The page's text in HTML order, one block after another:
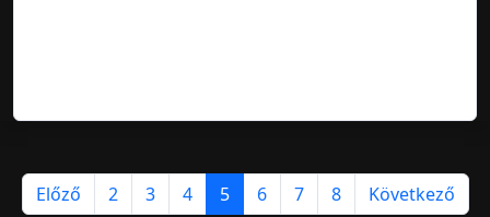
Előző 2 3 4 5 6 7 8 Következő